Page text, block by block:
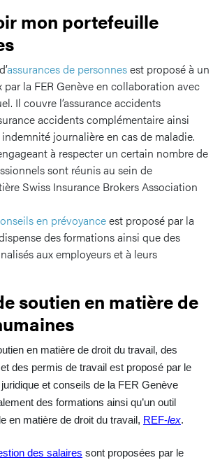
mon portefeuille
assurances de personnesest proposé à un
par la FER Genève en collaboration avec
Il couvre l’assurance accidents
accidents complémentaire ainsi
indemnité journalière en cas de maladie.
à respecter un certain nombre de
sont réunis au sein de
Swiss Insurance Brokers Association
en prévoyanceest proposé par la
des formations ainsi que des
aux employeurs et à leurs
soutien en matière de
en matière de droit du travail, des
des permis de travail est proposé par le
et conseils de la FER Genève
des formations ainsi qu’un outil
en matière de droit du travail, REF-lex.
des salaires sont proposées par le